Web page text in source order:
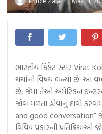
ભારતીય ક્રિકેટ સ્ટાર Virat
ચર્ચાનો વિષય બન્યા છે. આ
છે, જેમાં તેઓ અમેરિકન
જોવા મળતા હોવાનું દાવો
and good conversation”
વિવિધ પ્રકારની પ્રતિક્રિયાઓ